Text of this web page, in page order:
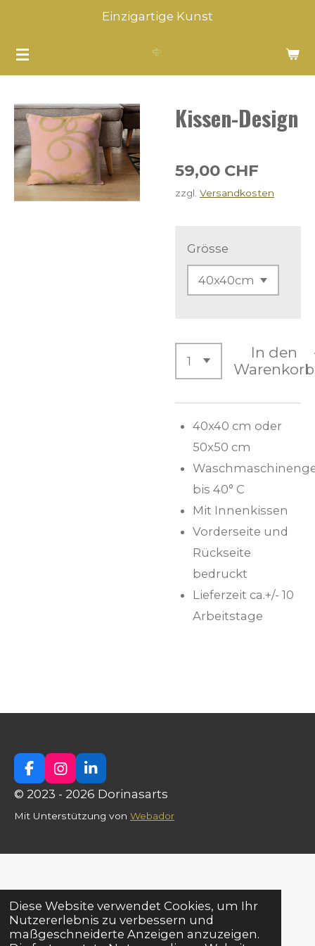
Diese Website verwendet Cookies, um Ihr
Nutzererlebnis zu verbessern und
maßgeschneiderte Anzeigen anzuzeigen.
springen
Einzigartige Kunst
Kissen-Design
59,00 CHF
zzgl. Versandkosten
Grösse
In den
Warenkorb
40x40 cm oder
50x50 cm
bis 40° C
Mit Innenkissen
Vorderseite und
Rückseite
bedruckt
Lieferzeit ca.+/- 10
Arbeitstage
F
a
c
e
I
n
t
m
L
i
n
k
© 2023 - 2026 Dorinasarts
Mit Unterstützung von Webador